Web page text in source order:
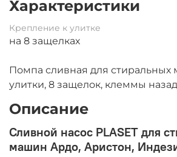
Характеристики
Крепление к улитке
на 8 защелках
Помпа сливная для стиральных
улитки, 8 защелок, клеммы
Описание
Сливной насос PLASET для
машин Ардо, Аристон,